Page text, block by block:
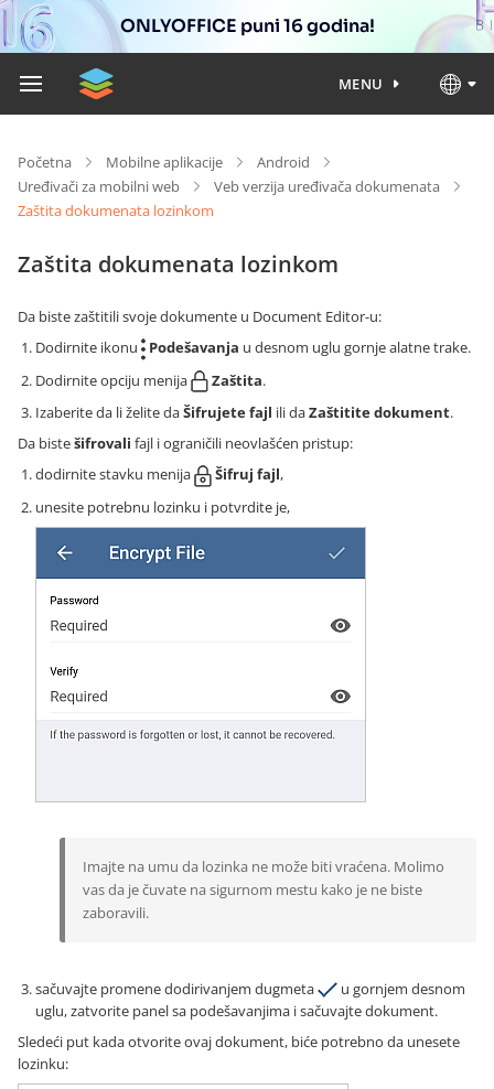
ONLYOFFICE puni 16 godina!
MENU
Početna Mobilne aplikacije
Android
Uređivači za mobilni web
Veb verzija uređivača dokumenata
Zaštita dokumenata lozinkom
Zaštita dokumenata lozinkom
Da biste zaštitili svoje dokumente u Document Editor-u:
Dodirnite ikonu
Podešavanja u desnom uglu gornje alatne trake.
Dodirnite opciju menija
Zaštita.
Izaberite da li želite daŠifrujete fajl ili daZaštitite dokument.
Da bistešifrovali fajl i ograničili neovlašćen pristup:
dodirnite stavku menija
Šifruj fajl,
unesite potrebnu lozinku i potvrdite je,
Imajte na umu da lozinka ne može biti vraćena. Molimo
vas da je čuvate na sigurnom mestu kako je ne biste
zaboravili.
sačuvajte promene dodirivanjem dugmeta
u gornjem desnom
uglu, zatvorite panel sa podešavanjima i sačuvajte dokument.
Sledeći put kada otvorite ovaj dokument, biće potrebno da unesete
lozinku: